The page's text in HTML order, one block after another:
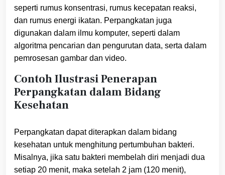
seperti rumus konsentrasi, rumus kecepatan reaksi,
dan rumus energi ikatan. Perpangkatan juga
digunakan dalam ilmu komputer, seperti dalam
algoritma pencarian dan pengurutan data, serta dalam
pemrosesan gambar dan video.
Contoh Ilustrasi Penerapan
Perpangkatan dalam Bidang
Kesehatan
Perpangkatan dapat diterapkan dalam bidang
kesehatan untuk menghitung pertumbuhan bakteri.
Misalnya, jika satu bakteri membelah diri menjadi dua
setiap 20 menit, maka setelah 2 jam (120 menit),